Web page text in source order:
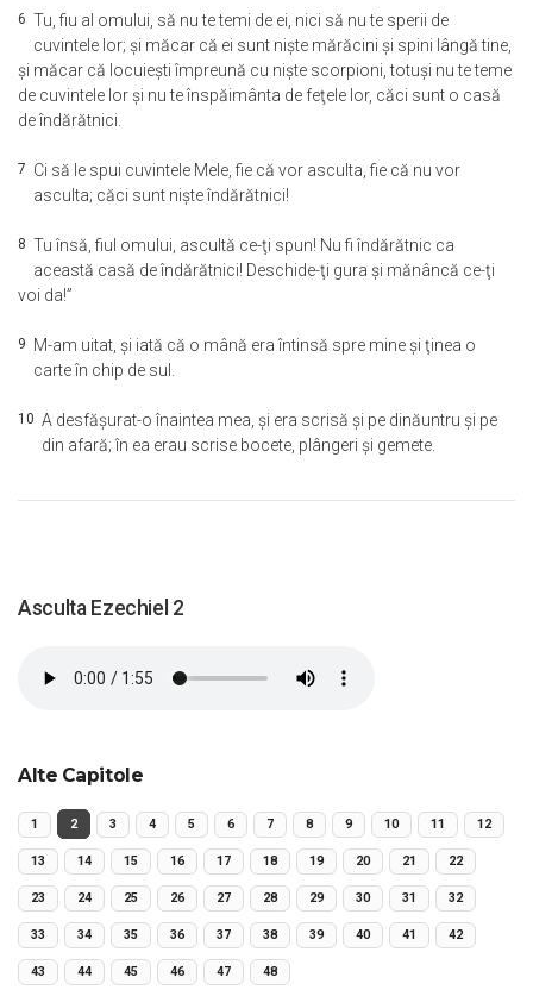
6 Tu, fiu al omului, să nu te temi de ei, nici să nu te sperii de
cuvintele lor; şi măcar că ei sunt nişte mărăcini şi spini lângă tine,
şi măcar că locuieşti împreună cu nişte scorpioni, totuşi nu te teme
de cuvintele lor şi nu te înspăimânta de feţele lor, căci sunt o casă
de îndărătnici.
7 Ci să le spui cuvintele Mele, fie că vor asculta, fie că nu vor
asculta; căci sunt nişte îndărătnici!
8 Tu însă, fiul omului, ascultă ce-ţi spun! Nu fi îndărătnic ca
această casă de îndărătnici! Deschide-ţi gura şi mănâncă ce-ţi
voi da!”
9 M-am uitat, şi iată că o mână era întinsă spre mine şi ţinea o
carte în chip de sul.
10 A desfăşurat-o înaintea mea, şi era scrisă şi pe dinăuntru şi pe
din afară; în ea erau scrise bocete, plângeri şi gemete.
Asculta Ezechiel 2
Alte Capitole
1 2 3 4 5 6 7 8 9 10 11 12
13 14 15 16 17 18 19 20 21 22
23 24 25 26 27 28 29 30 31 32
33 34 35 36 37 38 39 40 41 42
43 44 45 46 47 48